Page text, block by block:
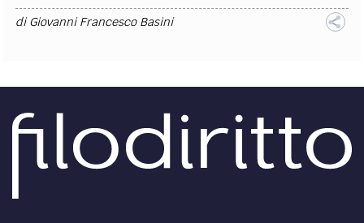
diGiovanni Francesco Basini